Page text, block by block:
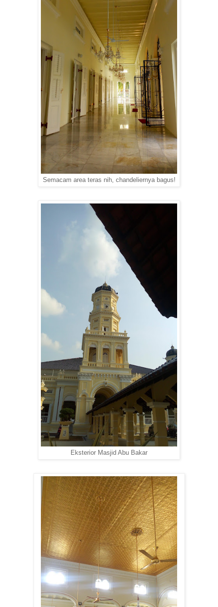
Semacam area teras nih, chandeliernya bagus!
Eksterior Masjid Abu Bakar